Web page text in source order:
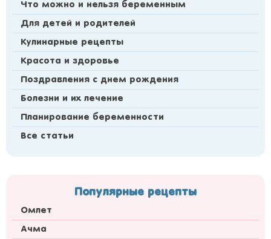
Что можно и нельзя беременным
Для детей и родителей
Кулинарные рецепты
Красота и здоровье
Поздравления с днем рождения
Болезни и их лечение
Планирование беременности
Все статьи
Популярные рецепты
Омлет
Ачма